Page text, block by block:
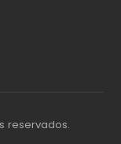
reservados.